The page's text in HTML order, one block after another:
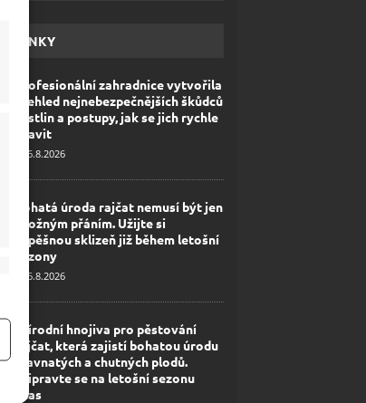
Profesionální zahradnice vytvořila
přehled nejnebezpečnějších škůdců
rostlin a postupy, jak se jich rychle
zbavit
6.8.2026
Bohatá úroda rajčat nemusí být jen
zbožným přáním. Užijte si
úspěšnou sklizeň již během letošní
sezony
6.8.2026
Přírodní hnojiva pro pěstování
rajčat, která zajistí bohatou úrodu
šťavnatých a chutných plodů.
Připravte se na letošní sezonu
včas